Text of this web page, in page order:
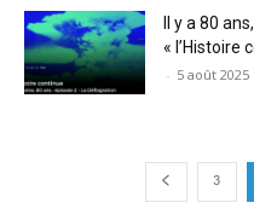
Il y a 80
« l’Histoire
- 5 août 2025
3